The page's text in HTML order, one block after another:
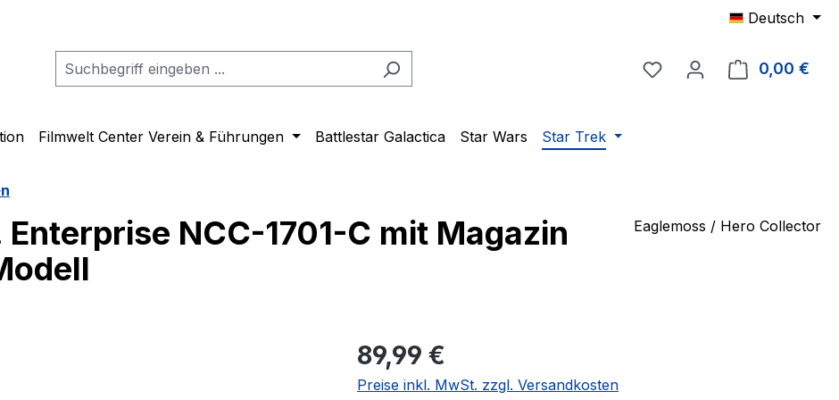
Deutsch
Du hast 0 Produkte auf
0,00 €
Filmwelt Center Verein & Führungen Battlestar Galactica Star Wars Star Trek
NCC-1701-C mit Magazin
Eaglemoss / Hero Collector
Regulärer Preis:
89,99 €
Preise inkl. MwSt. zzgl. Versandkosten